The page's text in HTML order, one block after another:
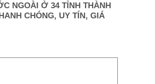
NGOÀI Ở 34 TỈNH THÀNH
CHÓNG, UY TÍN, GIÁ